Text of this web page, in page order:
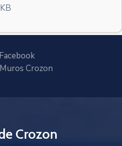
Facebook
Crozon
Crozon